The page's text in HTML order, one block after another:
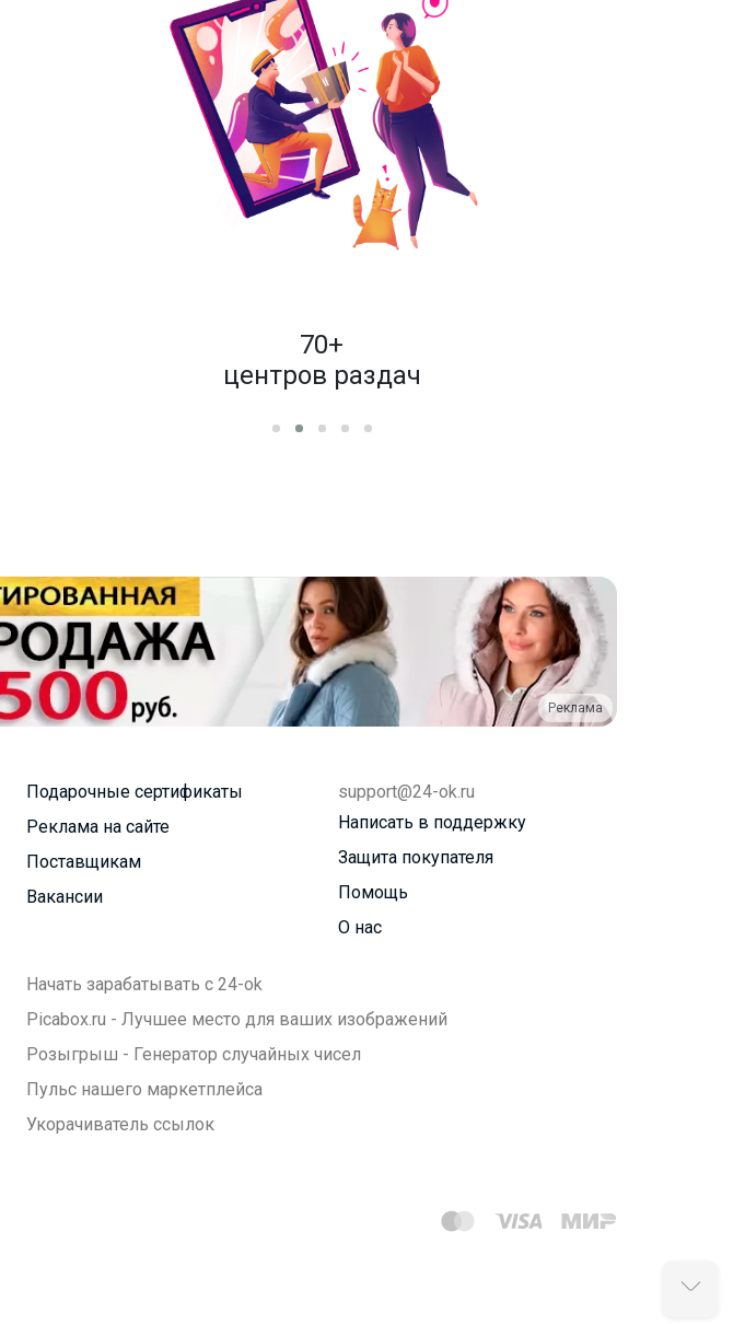
70+
центров раздач
Реклама
Подарочные сертификаты
Реклама на сайте
Поставщикам
Вакансии
support@24-ok.ru
Написать в поддержку
Защита покупателя
Помощь
О нас
Начать зарабатывать с 24-ok
Picabox.ru - Лучшее место для ваших изображений
Розыгрыш - Генератор случайных чисел
Пульс нашего маркетплейса
Укорачиватель ссылок